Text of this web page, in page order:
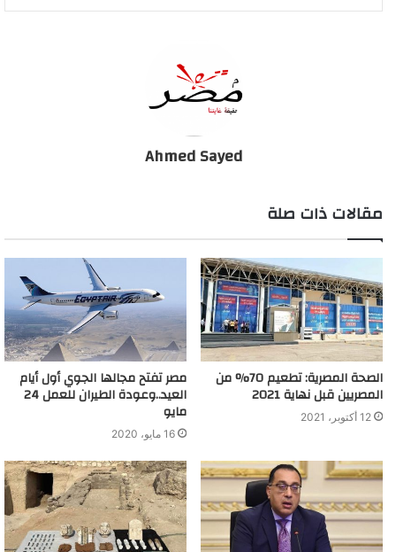
Ahmed Sayed
مقالات ذات صلة
الصحة المصرية: تطعيم 70% من
المصريين قبل نهاية 2021
12 أكتوبر، 2021
مصر تفتح مجالها الجوي أول أيام
العيد..وعودة الطيران للعمل 24
مايو
16 مايو، 2020